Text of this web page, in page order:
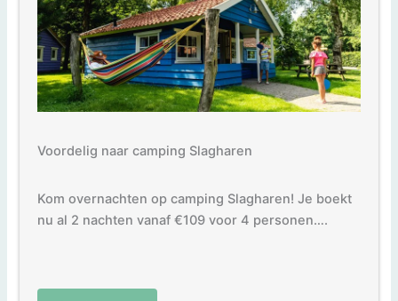
Voordelig naar camping Slagharen
Kom overnachten op camping Slagharen! Je boekt
nu al 2 nachten vanaf €109 voor 4 personen….